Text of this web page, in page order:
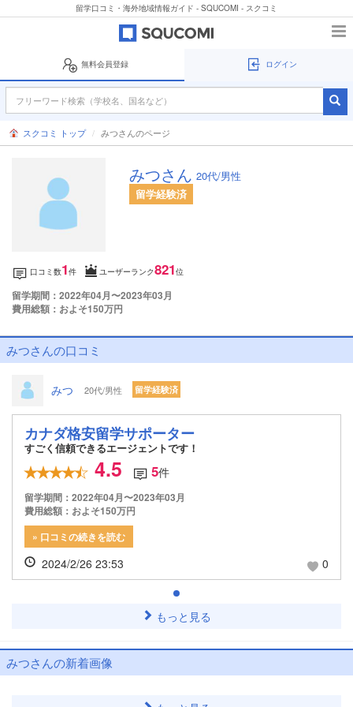
留学口コミ・海外地域情報ガイド - SQUCOMI - スクコミ
無料会員登録 ログイン
スクコミ トップ みつさんのページ
みつさん 20代/男性
留学経験済
口コミ数1件 ユーザーランク821位
留学期間：2022年04月〜2023年03月
費用総額：およそ150万円
みつさんの口コミ
みつ 20代/男性 留学経験済
カナダ格安留学サポーター
すごく信頼できるエージェントです！
4.5 5件
留学期間：2022年04月〜2023年03月
費用総額：およそ150万円
» 口コミの続きを読む
2024/2/26 23:53 0
もっと見る
みつさんの新着画像